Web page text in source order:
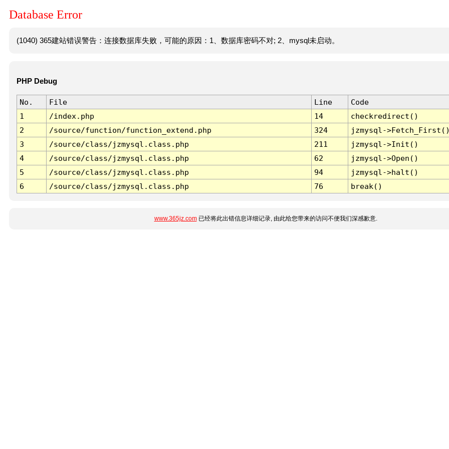
Database Error
(1040) 365建站错误警告：连接数据库失败，可能的原因：1、数据库密码不对; 2、mysql未启动。
PHP Debug
No. File Line
Code
1
/index.php 14
checkredirect()
2
/source/function/function_extend.php 324
jzmysql-
3
/source/class/jzmysql.class.php 211
jzmysql->Init()
4
/source/class/jzmysql.class.php 62
jzmysql->Open()
5
/source/class/jzmysql.class.php 94
jzmysql->halt()
6
/source/class/jzmysql.class.php 76 break()
www.365jz.com已经将此出错信息详细记录, 由此给您带来的访问不便我们深感歉意.